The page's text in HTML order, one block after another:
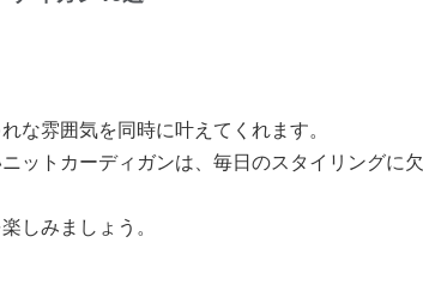
な雰囲気を同時に叶えてくれます。
ットカーディガンは、毎日のスタイリングに欠
しみましょう。